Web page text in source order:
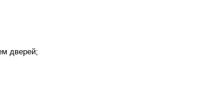
дверей;